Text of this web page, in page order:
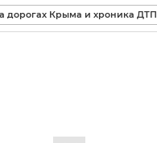
дорогах Крыма и хроника ДТП